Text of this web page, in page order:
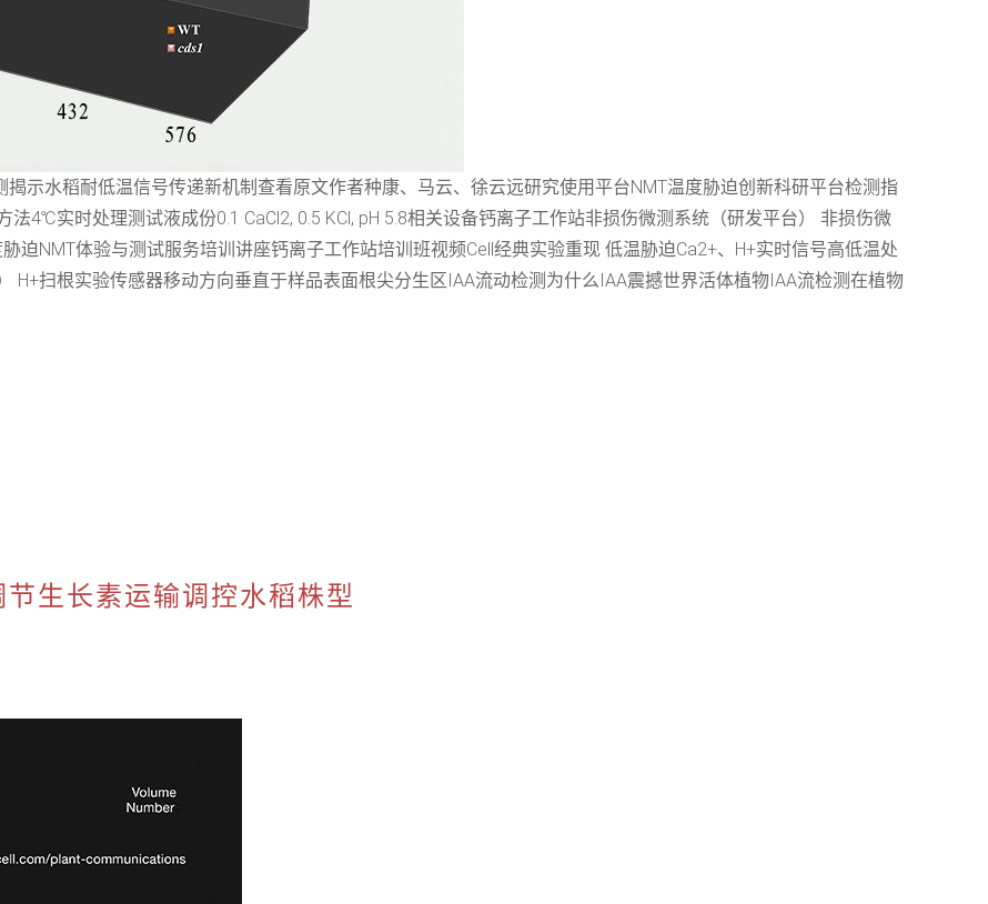
示水稻耐低温信号传递新机制查看原文作者种康、马云、徐云远研究使用平台NMT温度胁迫创新科研平台检测指
4℃实时处理测试液成份0.1 CaCl2, 0.5 KCl, pH 5.8相关设备钙离子工作站非损伤微测系统（研发平台） 非损伤微
迫NMT体验与测试服务培训讲座钙离子工作站培训班视频Cell经典实验重现 低温胁迫Ca2+、H+实时信号高低温处
H+扫根实验传感器移动方向垂直于样品表面根尖分生区IAA流动检测为什么IAA震撼世界活体植物IAA流检测在植物
生长素运输调控水稻株型